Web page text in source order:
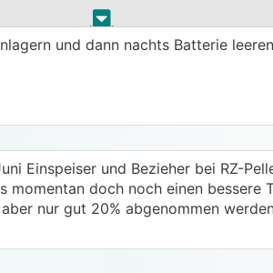
. .
oder?
günstiger Bezug offensichtlich die
Huawei System vermutlich in
und dann nachts Batterie
Einspeiser und Bezieher bei RZ-
momentan doch noch einen bessere
nur gut 20% abgenommen